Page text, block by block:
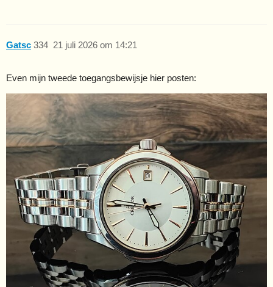
Gatsc 21 juli 2026 om 14:21
334
Even mijn tweede toegangsbewijsje hier posten: